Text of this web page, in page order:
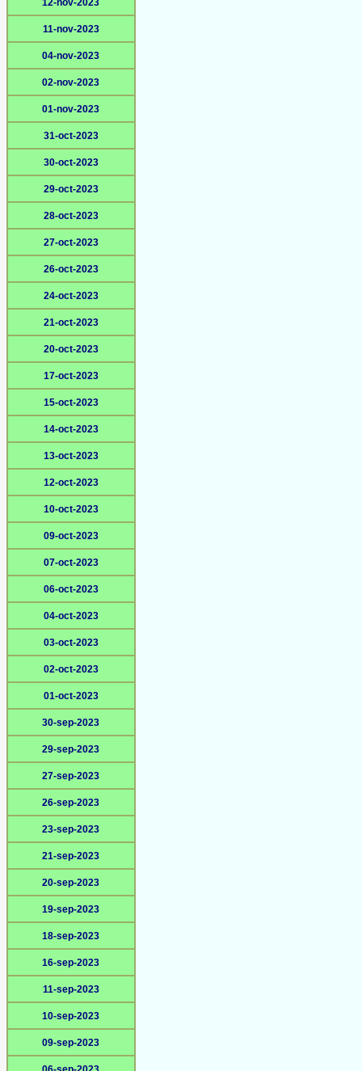
12-nov-2023
11-nov-2023
04-nov-2023
02-nov-2023
01-nov-2023
31-oct-2023
30-oct-2023
29-oct-2023
28-oct-2023
27-oct-2023
26-oct-2023
24-oct-2023
21-oct-2023
20-oct-2023
17-oct-2023
15-oct-2023
14-oct-2023
13-oct-2023
12-oct-2023
10-oct-2023
09-oct-2023
07-oct-2023
06-oct-2023
04-oct-2023
03-oct-2023
02-oct-2023
01-oct-2023
30-sep-2023
29-sep-2023
27-sep-2023
26-sep-2023
23-sep-2023
21-sep-2023
20-sep-2023
19-sep-2023
18-sep-2023
16-sep-2023
11-sep-2023
10-sep-2023
09-sep-2023